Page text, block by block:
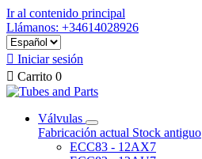
Ir al contenido principal
Llámanos: +34614028926
 Iniciar sesión
 Carrito 0
Válvulas
Fabricación actual Stock antiguo
ECC83 - 12AX7